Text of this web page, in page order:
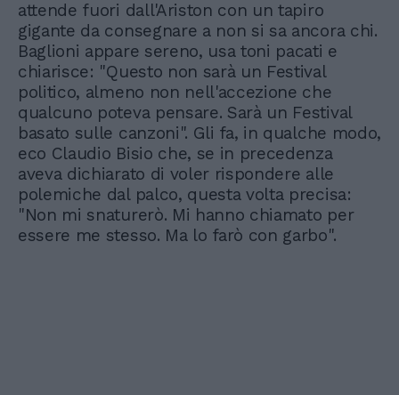
attende fuori dall'Ariston con un tapiro
gigante da consegnare a non si sa ancora chi.
Baglioni appare sereno, usa toni pacati e
chiarisce: "Questo non sarà un Festival
politico, almeno non nell'accezione che
qualcuno poteva pensare. Sarà un Festival
basato sulle canzoni". Gli fa, in qualche modo,
eco Claudio Bisio che, se in precedenza
aveva dichiarato di voler rispondere alle
polemiche dal palco, questa volta precisa:
"Non mi snaturerò. Mi hanno chiamato per
essere me stesso. Ma lo farò con garbo".